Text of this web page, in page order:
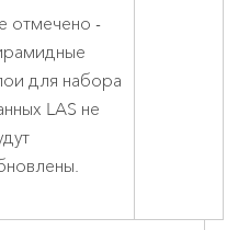
отмечено -
для набора
LAS не